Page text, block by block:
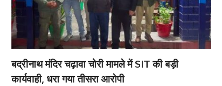
बद्रीनाथ मंदिर चढ़ावा चोरी मामले में SIT की बड़ी
कार्यवाही, धरा गया तीसरा आरोपी